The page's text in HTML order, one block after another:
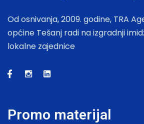
Od osnivanja, 2009. godine, TRA
općine Tešanj radi na izgradnji
lokalne zajednice
Promo materijal